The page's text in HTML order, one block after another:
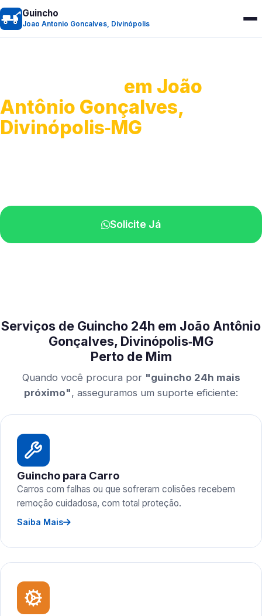
Guincho
Joao Antonio Goncalves, Divinópolis
em João
Antônio Gonçalves,
Divinópolis‑MG
Solicite Já
Serviços de Guincho 24h em João Antônio
Gonçalves, Divinópolis‑MG
Perto de Mim
Quando você procura por "guincho 24h mais
próximo", asseguramos um suporte eficiente:
Guincho para Carro
Carros com falhas ou que sofreram colisões recebem
remoção cuidadosa, com total proteção.
Saiba Mais